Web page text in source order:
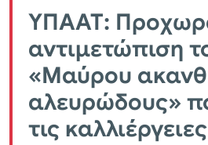
ΥΠΑΑΤ:
αντιμετώπιση
«Μαύρου
αλευρώδους»
τις καλλιέργειες